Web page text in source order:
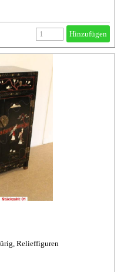
Hinzufügen
Relieffiguren